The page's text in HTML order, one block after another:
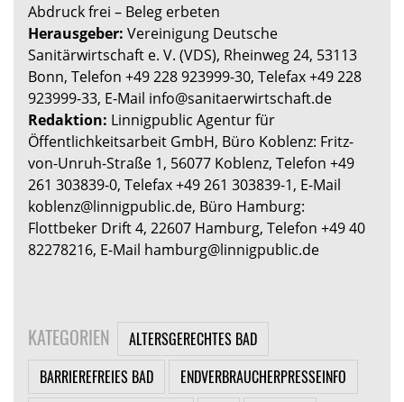
Abdruck frei – Beleg erbeten
Herausgeber: Vereinigung Deutsche
Sanitärwirtschaft e. V. (VDS), Rheinweg 24, 53113
Bonn, Telefon +49 228 923999-30, Telefax +49 228
923999-33, E-Mail info@sanitaerwirtschaft.de
Redaktion: Linnigpublic Agentur für
Öffentlichkeitsarbeit GmbH, Büro Koblenz: Fritz-
von-Unruh-Straße 1, 56077 Koblenz, Telefon +49
261 303839-0, Telefax +49 261 303839-1, E-Mail
koblenz@linnigpublic.de, Büro Hamburg:
Flottbeker Drift 4, 22607 Hamburg, Telefon +49 40
82278216, E-Mail hamburg@linnigpublic.de
KATEGORIEN
ALTERSGERECHTES BAD
BARRIEREFREIES BAD
ENDVERBRAUCHERPRESSEINFO